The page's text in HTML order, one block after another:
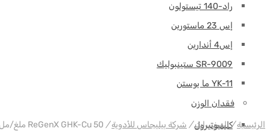
راد-140 تيستولون
إس 23 ماستورين
إس4 أندارين
SR-9009 ستينبوليك
YK-11 ما يوستن
فقدان الوزن
كلينبوتيرول الرئيسية /المختبرات/ شركة بيليجاس للأدوية /